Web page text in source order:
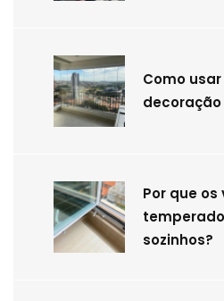
Como
Por que os
sozinhos?